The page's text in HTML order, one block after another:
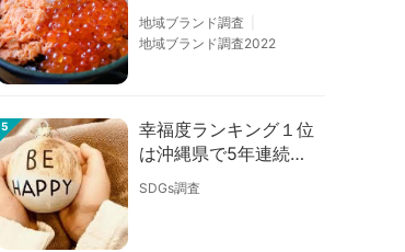
１位は北海道、３位は
大阪府、２位は〇〇
地域ブランド調査
地域ブランド調査2022
5
幸福度ランキング１位
は沖縄県で5年連続！
佐賀、愛知が順位上昇
【幸福度調査2026】
SDGs調査